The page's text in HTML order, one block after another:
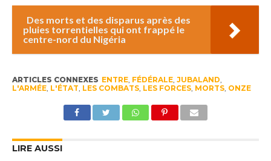
Des morts et des disparus après des
pluies torrentielles qui ont frappé le
centre-nord du Nigéria
ARTICLES CONNEXES ENTRE, FÉDÉRALE, JUBALAND,
L'ARMÉE, L'ÉTAT, LES COMBATS, LES FORCES, MORTS, ONZE
LIRE AUSSI